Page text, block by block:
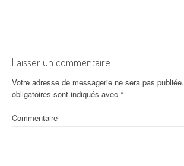
Laisser un commentaire
Votre adresse de messagerie ne sera pas publiée.
obligatoires sont indiqués avec *
Commentaire